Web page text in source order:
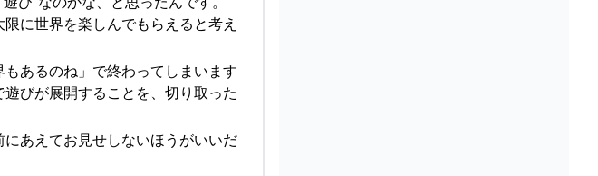
に世界を楽しんでもらえると考え
あるのね」で終わってしまいます
びが展開することを、切り取った
あえてお見せしないほうがいいだ